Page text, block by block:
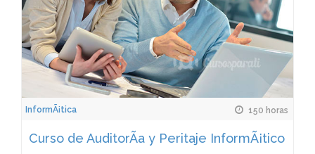
InformÃ¡tica 150 horas
Curso de AuditorÃ­a y Peritaje InformÃ¡tico